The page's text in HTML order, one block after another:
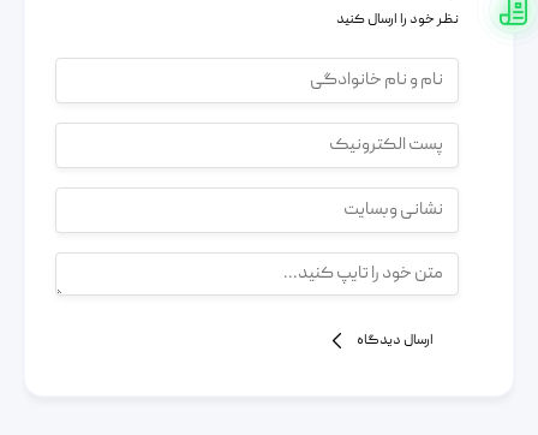
نظر خود را ارسال کنید
ارسال دیدگاه